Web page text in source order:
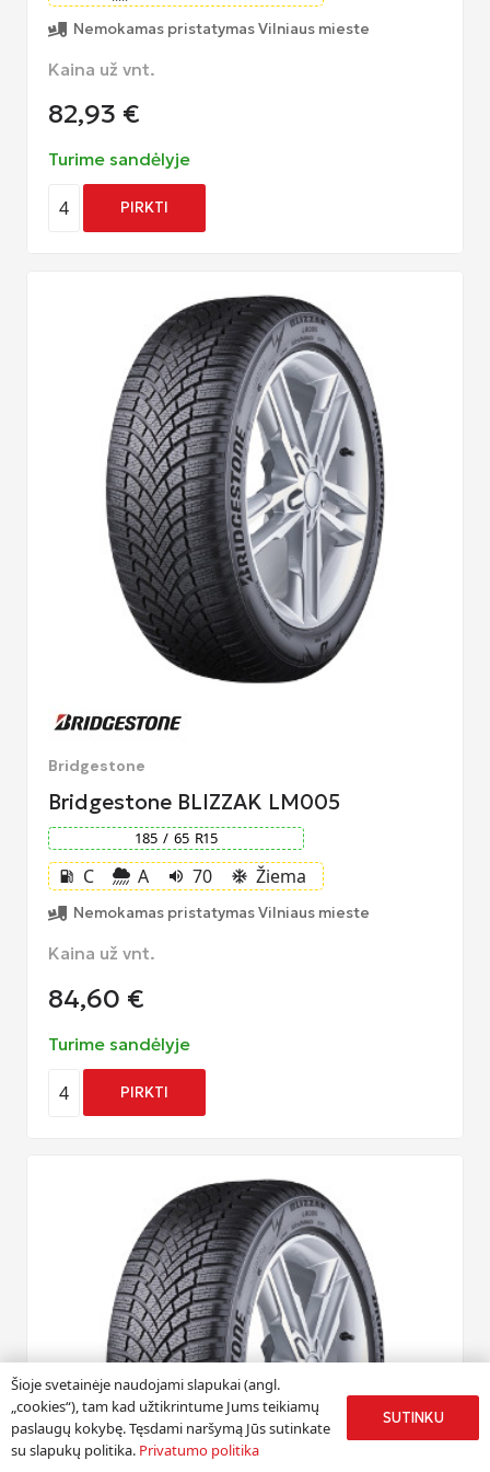
Nemokamas pristatymas Vilniaus mieste
Kaina už vnt.
82,93 €
Turime sandėlyje
4 PIRKTI
Bridgestone
Bridgestone BLIZZAK LM005
185 / 65 R15
local_gas_station C A volume_up 70 ac_unit Žiema
Nemokamas pristatymas Vilniaus mieste
Kaina už vnt.
84,60 €
Turime sandėlyje
4 PIRKTI
Šioje svetainėje naudojami slapukai (angl.
„cookies“), tam kad užtikrintume Jums teikiamų
paslaugų kokybę. Tęsdami naršymą Jūs sutinkate
su slapukų politika. Privatumo politika
SUTINKU